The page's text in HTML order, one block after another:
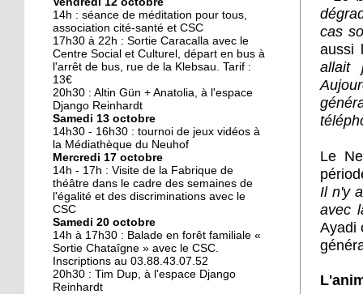
19 octobre 2017
Face au challenge du
numérique
19 octobre 2017
La précarité tue
18 octobre 2017
Quatre décennies au
chevet du Neuhof
18 octobre 2017
Kamisa Negra : première !
14h : séance de méditation pour tous,
association cité-santé et CSC
17h30 à 22h : Sortie Caracalla avec le
Centre Social et Culturel, départ en bus à
l'arrêt de bus, rue de la Klebsau. Tarif :
13€
20h30 : Altin Gün + Anatolia, à l'espace
Django Reinhardt
Samedi 13 octobre
14h30 - 16h30 : tournoi de jeux vidéos à
la Médiathèque du Neuhof
Mercredi 17 octobre
14h - 17h : Visite de la Fabrique de
théâtre dans le cadre des semaines de
l'égalité et des discriminations avec le
CSC
Samedi 20 octobre
14h à 17h30 : Balade en forêt familiale «
Sortie Chataîgne » avec le CSC.
Inscriptions au 03.88.43.07.52
20h30 : Tim Dup, à l'espace Django
Reinhardt
cas
aussi
allait
Le
Il n'y
avec
Ayadi